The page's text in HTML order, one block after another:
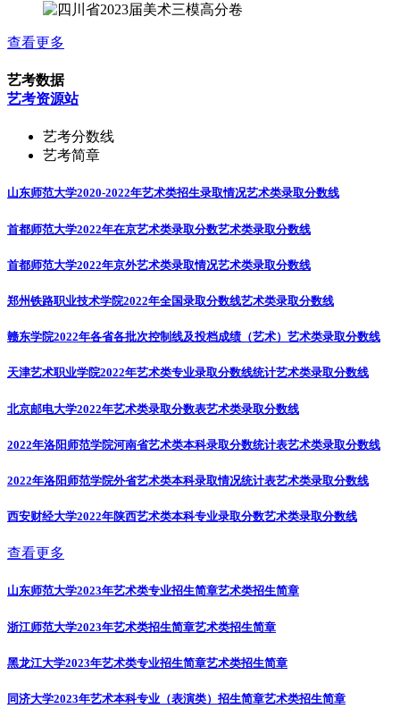
查看更多
艺考数据
艺考资源站
艺考分数线
艺考简章
山东师范大学2020-2022年艺术类招生录取情况艺术类录取分数线
首都师范大学2022年在京艺术类录取分数艺术类录取分数线
首都师范大学2022年京外艺术类录取情况艺术类录取分数线
郑州铁路职业技术学院2022年全国录取分数线艺术类录取分数线
赣东学院2022年各省各批次控制线及投档成绩（艺术） 艺术类录取分数线
天津艺术职业学院2022年艺术类专业录取分数线统计艺术类录取分数线
北京邮电大学2022年艺术类录取分数表艺术类录取分数线
2022年洛阳师范学院河南省艺术类本科录取分数统计表艺术类录取分数线
2022年洛阳师范学院外省艺术类本科录取情况统计表艺术类录取分数线
西安财经大学2022年陕西艺术类本科专业录取分数艺术类录取分数线
查看更多
山东师范大学2023年艺术类专业招生简章艺术类招生简章
浙江师范大学2023年艺术类招生简章艺术类招生简章
黑龙江大学2023年艺术类专业招生简章艺术类招生简章
同济大学2023年艺术本科专业（表演类）招生简章艺术类招生简章